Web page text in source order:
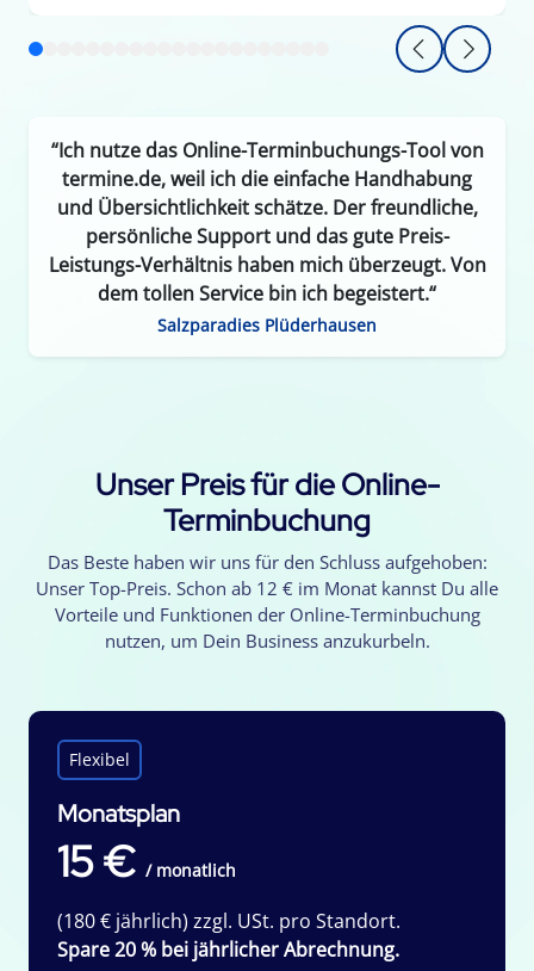
“Ich nutze das Online-Terminbuchungs-Tool von
termine.de, weil ich die einfache Handhabung
und Übersichtlichkeit schätze. Der freundliche,
persönliche Support und das gute Preis-
Leistungs-Verhältnis haben mich überzeugt. Von
dem tollen Service bin ich begeistert.“
Salzparadies Plüderhausen
Unser Preis für die Online-
Terminbuchung
Das Beste haben wir uns für den Schluss aufgehoben:
Unser Top-Preis. Schon ab 12 € im Monat kannst Du alle
Vorteile und Funktionen der Online-Terminbuchung
nutzen, um Dein Business anzukurbeln.
Flexibel
Monatsplan
15 € / monatlich
(180 € jährlich) zzgl. USt. pro Standort.
Spare 20 % bei jährlicher Abrechnung.